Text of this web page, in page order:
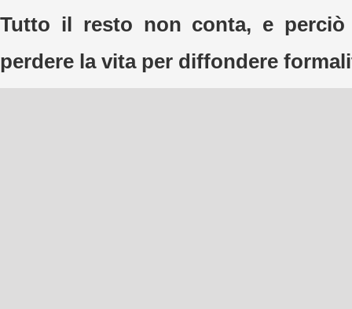
Tutto il resto non conta, e perciò
perdere la vita per diffondere